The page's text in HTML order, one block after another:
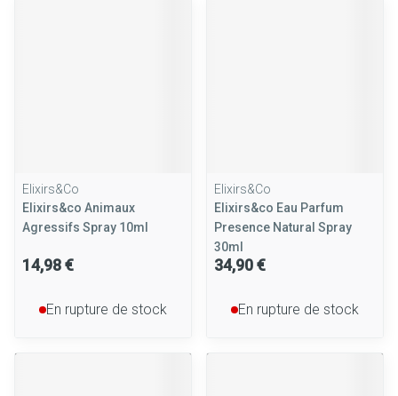
Elixirs&Co
Elixirs&co Animaux
Agressifs Spray 10ml
14,98 €
En rupture de stock
Elixirs&Co
Elixirs&co Eau Parfum
Presence Natural Spray
30ml
34,90 €
En rupture de stock